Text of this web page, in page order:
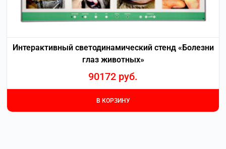
Интерактивный светодинамический стенд «Болезни
глаз животных»
90172 руб.
В КОРЗИНУ